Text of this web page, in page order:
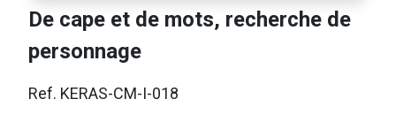
De cape et de mots, recherche de
personnage
Ref. KERAS-CM-I-018